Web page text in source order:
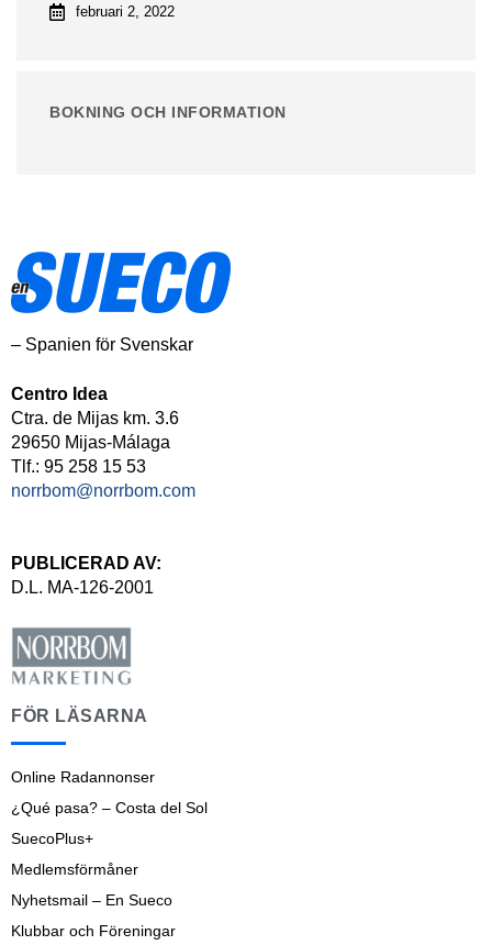
februari 2, 2022
BOKNING OCH INFORMATION
– Spanien för Svenskar
Centro Idea
Ctra. de Mijas km. 3.6
29650 Mijas-Málaga
Tlf.: 95 258 15 53
norrbom@norrbom.com
PUBLICERAD AV:
D.L. MA-126-2001
FÖR LÄSARNA
Online Radannonser
¿Qué pasa? – Costa del Sol
SuecoPlus+
Medlemsförmåner
Nyhetsmail – En Sueco
Klubbar och Föreningar